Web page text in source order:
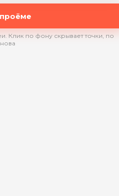
Клик по фону скрывает точки, по